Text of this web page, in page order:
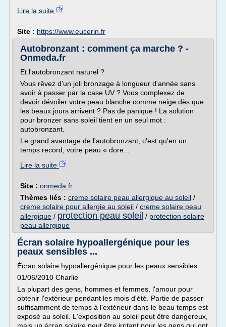
Lire la suite
Site : https://www.eucerin.fr
Autobronzant : comment ça marche ? -
Onmeda.fr
Et l'autobronzant naturel ?
Vous rêvez d'un joli bronzage à longueur d'année sans
avoir à passer par la case UV ? Vous complexez de
devoir dévoiler votre peau blanche comme neige dès que
les beaux jours arrivent ? Pas de panique ! La solution
pour bronzer sans soleil tient en un seul mot :
autobronzant.
Le grand avantage de l'autobronzant, c'est qu'en un
temps record, votre peau « dore...
Lire la suite
Site : onmeda.fr
Thèmes liés : creme solaire peau allergique au soleil /
creme solaire pour allergie au soleil / creme solaire peau
allergique / protection peau soleil / protection solaire
peau allergique
Écran solaire hypoallergénique pour les
peaux sensibles ...
Écran solaire hypoallergénique pour les peaux sensibles
01/06/2010 Charlie
La plupart des gens, hommes et femmes, l'amour pour
obtenir l'extérieur pendant les mois d'été. Partie de passer
suffisamment de temps à l'extérieur dans le beau temps est
exposé au soleil. L'exposition au soleil peut être dangereux,